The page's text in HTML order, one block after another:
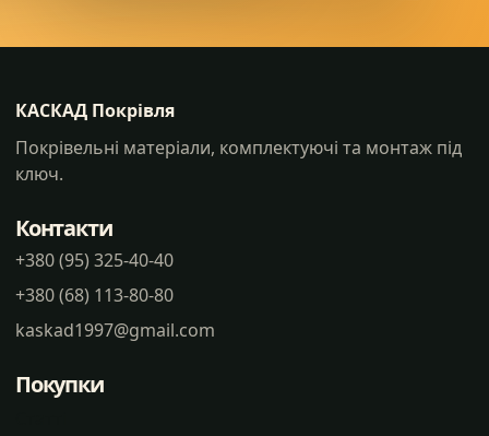
КАСКАД Покрівля
Покрівельні матеріали, комплектуючі та монтаж під
ключ.
Контакти
+380 (95) 325-40-40
+380 (68) 113-80-80
kaskad1997@gmail.com
Покупки